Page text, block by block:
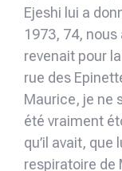
Ejeshi lui a
1973, 74,
revenait pour
rue des
Maurice, je ne
été vraiment
qu’il avait,
respiratoire de